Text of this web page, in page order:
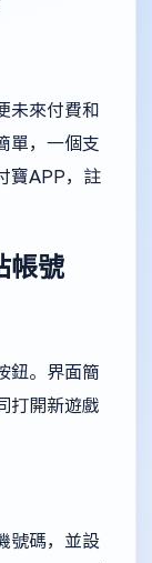
未來付費和
單，一個支
寶APP，註
帳號
鈕。界面簡
打開新遊戲
號碼，並設